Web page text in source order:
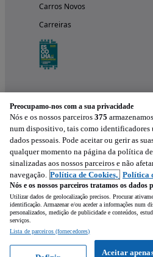
Carros Novos
Carreiras
Experimenta a
Preocupamo-nos com a sua privacidade
Nós e os nossos parceiros 375
num dispositivo, tais como identificadores
dados pessoais. Pode aceitar ou gerir as
qualquer momento na página da política
sinalizadas aos nossos parceiros e não
navegação. Política de Cookies, Política
Nós e os nossos parceiros tratamos os dados
Utilizar dados de geolocalização precisos. Procurar
identificação. Armazenar e/ou aceder a informações num
personalizados, medição de publicidade e conteúdos,
serviços.
Lista de parceiros (fornecedores)
Aceitar